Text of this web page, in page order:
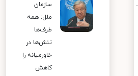
سازمان
ملل: همه
طرف‌ها
تنش‌ها در
خاورمیانه را
کاهش